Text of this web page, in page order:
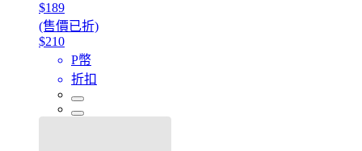
$189
(售價已折)
$210
P幣
折扣